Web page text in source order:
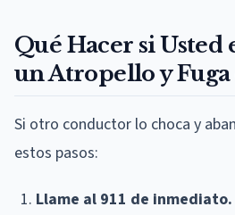
Qué Hacer si Usted
un Atropello y Fuga
Si otro conductor lo choca y
estos pasos:
Llame al 911 de inmediato.